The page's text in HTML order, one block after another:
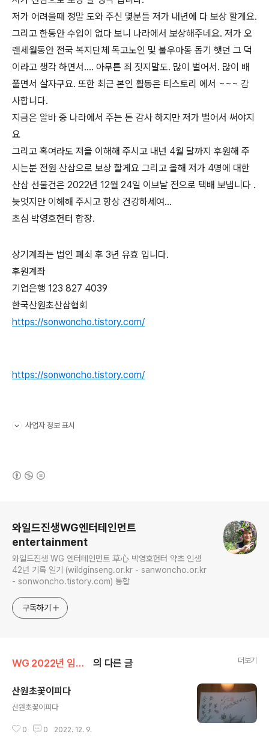
저가 어려울때 정말 도와 주신 몇분들 저가 내년에 다 보상 할게요.
그리고 한동안 수입이 없다 보니 나라에서 보상해주네요. 저가 오
랜세월동안 전국 복지단체 독고노인 및 불우아동 돕기 햇던 그 덕
이라고 생각 하면서.... 아무튼 죄 짓지말도. 많이 벌어서. 많이 배
풀면서 살자구요. 또한 최근 본인 활동은 티스토리 에서 ~~~ 감
사합니다.
지금은 알바 중 나라에서 주는 돈 감사 하지만 저가 벌어서 써야지
요
그리고 혹여라도 저을 이해해 주시고 내년 4월 달까지 후원해 주
시는분 전원 산삼으로 보상 할게요 그리고 올해 저가 4명에 대한
산삼 선물건은 2022년 12월 24일 이브날 전으로 택배 보냅니다 .
늦엇지만 이해해 주시고 항상 건강하세여...
초심 박영호헌터 합장.
상기계좌는 법인 폐쇠 후 3년 유효 입니다.
후원계좌
기업은행 123 827 4039
한국산원초산삼협회
https://sonwoncho.tistory.com/
https://sonwoncho.tistory.com/
사업자 정보 표시
와일드진생WG엔터테인먼트
entertainment
와일드진생 WG 엔터테인먼트 草心 박영호헌터 약초 인생
42년 기록 일기 (wildginseng.or.kr - sanwoncho.or.kr
- sonwoncho.tistory.com) 통합
구독하기
WG 2022년 임인년 기록 의 다른 글 더보기
산원초꽃이피다
산원초꽃이피다
0 0 2022. 12. 9.